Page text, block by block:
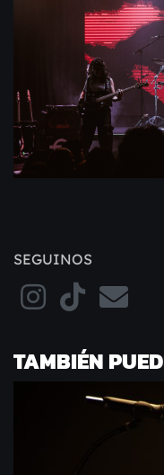
SEGUINOS
TAMBIÉN